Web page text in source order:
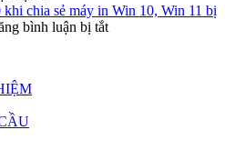
2024
FULL
tính
Chuyển
dữ
chia sẻ máy in Win 10, Win 11 bị
bình luận bị tắtở